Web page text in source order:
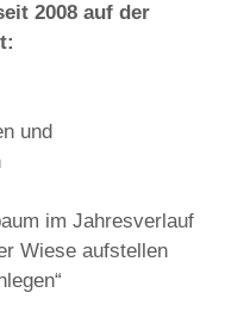
2008 auf der
und
im Jahresverlauf
Wiese aufstellen